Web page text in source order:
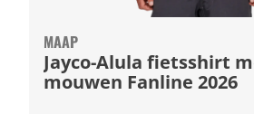
MAAP
Jayco-Alula fietsshirt
mouwen Fanline 2026